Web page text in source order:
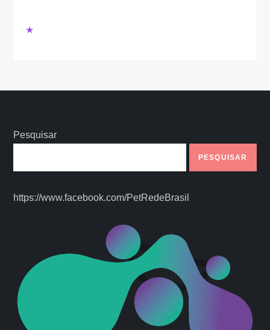
★
Pesquisar
PESQUISAR
https://www.facebook.com/PetRedeBrasil